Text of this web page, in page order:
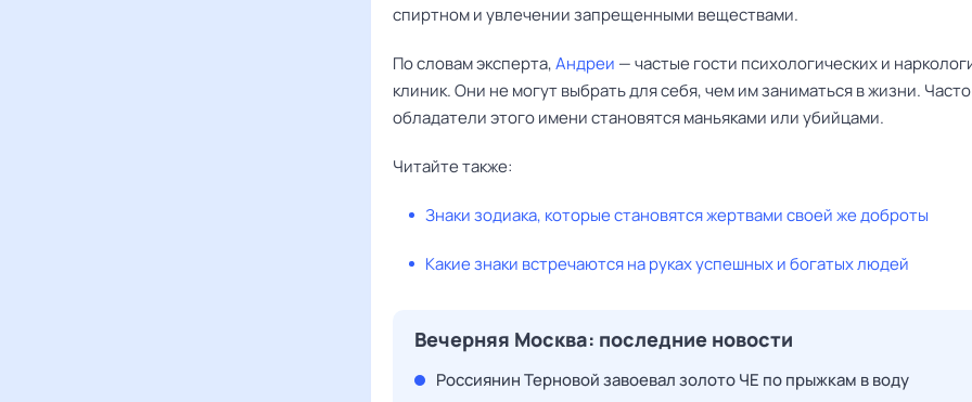
спиртном и увлечении запрещенными веществами.
По словам эксперта,Андреи — частые гости психологических и
клиник. Они не могут выбрать для себя, чем им заниматься в жизни. Часто
обладатели этого имени становятся маньяками или убийцами.
Читайте также:
Знаки зодиака, которые становятся жертвами своей же доброты
Какие знаки встречаются на руках успешных и богатых людей
Вечерняя Москва: последние новости
Россиянин Терновой завоевал золото ЧЕ по прыжкам в воду